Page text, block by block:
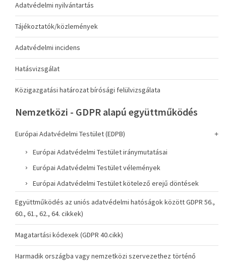
Adatvédelmi nyilvántartás
Tájékoztatók/közlemények
Adatvédelmi incidens
Hatásvizsgálat
Közigazgatási határozat bírósági felülvizsgálata
Nemzetközi - GDPR alapú együttműködés
Európai Adatvédelmi Testület (EDPB)
Európai Adatvédelmi Testület iránymutatásai
Európai Adatvédelmi Testület vélemények
Európai Adatvédelmi Testület kötelező erejű döntések
Együttműködés az uniós adatvédelmi hatóságok között GDPR 56.,
60., 61., 62., 64. cikkek)
Magatartási kódexek (GDPR 40.cikk)
Harmadik országba vagy nemzetközi szervezethez történő